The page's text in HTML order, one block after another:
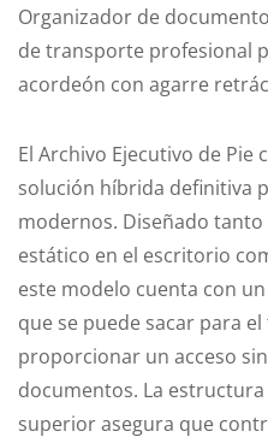
Organizador de
de transporte profesional
acordeón con agarre
El Archivo Ejecutivo de Pie
solución híbrida definitiva
modernos. Diseñado
estático en el escritorio
este modelo cuenta con
que se puede sacar para
proporcionar un acceso
documentos. La
superior asegura que